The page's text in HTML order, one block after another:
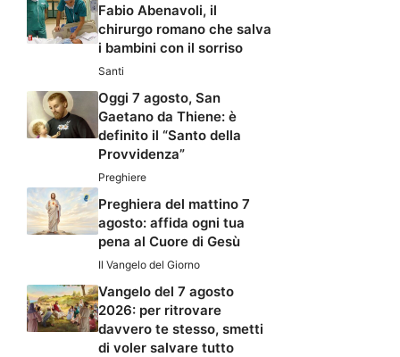
Fabio Abenavoli, il
chirurgo romano che salva
i bambini con il sorriso
Santi
Oggi 7 agosto, San
Gaetano da Thiene: è
definito il “Santo della
Provvidenza”
Preghiere
Preghiera del mattino 7
agosto: affida ogni tua
pena al Cuore di Gesù
Il Vangelo del Giorno
Vangelo del 7 agosto
2026: per ritrovare
davvero te stesso, smetti
di voler salvare tutto